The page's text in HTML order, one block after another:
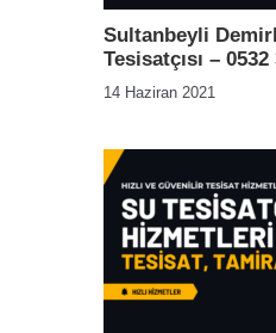
Sultanbeyli
Tesisatçısı –
14 Haziran 2021